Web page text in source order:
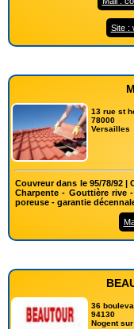
Site :
13 rue st
78000
Versailles
Couvreur dans le 95/78/92 |
Charpente - Gouttière rive
poreuse - garantie
36
94130
Nogent